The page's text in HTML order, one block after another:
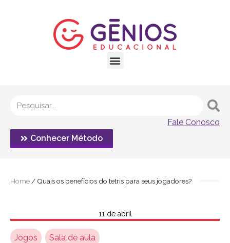
Fale Conosco
Conhecer Método
Home / Quais os benefícios do tetris para seus jogadores?
11 de abril
Jogos Sala de aula